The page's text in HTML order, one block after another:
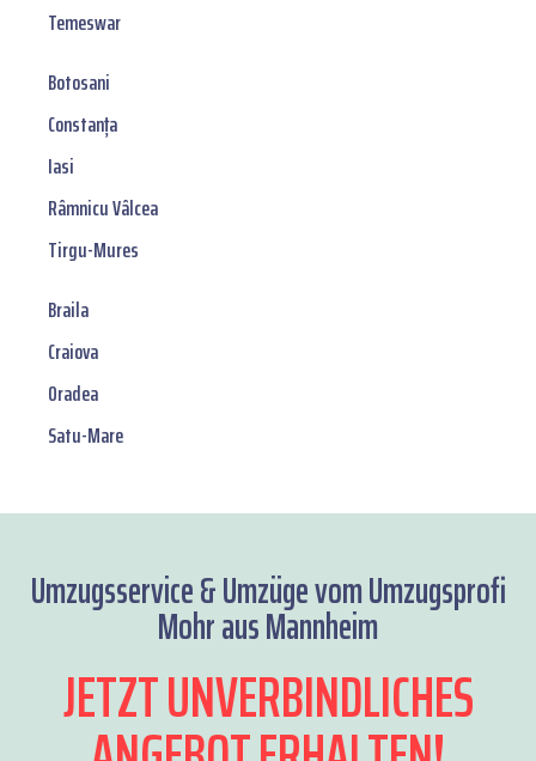
Temeswar
Botosani
Constanța
Iasi
Râmnicu Vâlcea
Tirgu-Mures
Braila
Craiova
Oradea
Satu-Mare
Umzugsservice & Umzüge vom Umzugsprofi
Mohr aus Mannheim
JETZT UNVERBINDLICHES